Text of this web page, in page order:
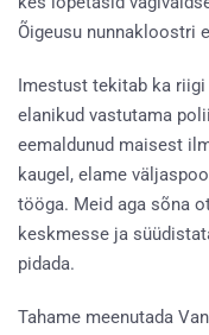
Õigeusu nunnakloostri
Imestust tekitab ka
elanikud vastutama
eemaldunud maisest
kaugel, elame
tööga. Meid aga sõna
keskmesse ja
pidada.
Tahame meenutada